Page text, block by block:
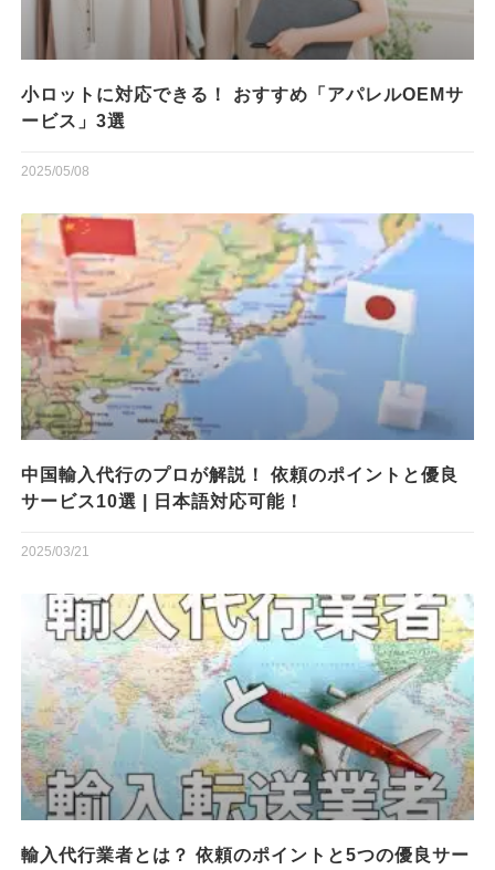
小ロットに対応できる！ おすすめ「アパレルOEMサ
ービス」3選
2025/05/08
中国輸入代行のプロが解説！ 依頼のポイントと優良
サービス10選 | 日本語対応可能！
2025/03/21
輸入代行業者とは？ 依頼のポイントと5つの優良サー